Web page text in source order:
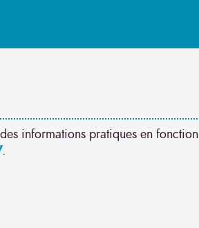
informations pratiques en fonction
.